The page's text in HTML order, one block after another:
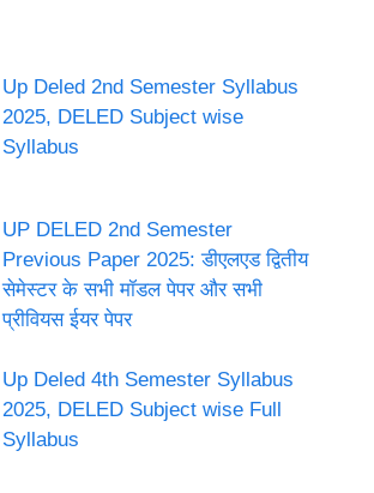
Up Deled 2nd Semester Syllabus
2025, DELED Subject wise
Syllabus
UP DELED 2nd Semester
Previous Paper 2025: डीएलएड द्वितीय
सेमेस्टर के सभी मॉडल पेपर और सभी
प्रीवियस ईयर पेपर
Up Deled 4th Semester Syllabus
2025, DELED Subject wise Full
Syllabus